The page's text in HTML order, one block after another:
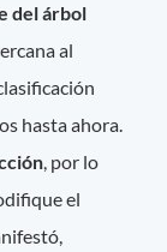
del árbol
al
hasta ahora.
, por lo
el